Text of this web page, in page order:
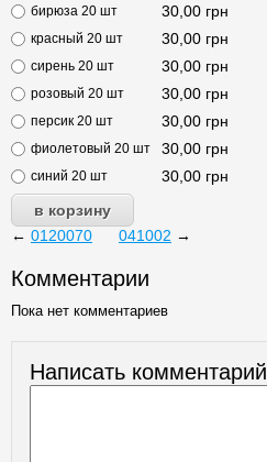
бирюза 20 шт 30,00 грн
красный 20 шт 30,00 грн
сирень 20 шт 30,00 грн
розовый 20 шт 30,00 грн
персик 20 шт 30,00 грн
фиолетовый 20 шт 30,00 грн
синий 20 шт 30,00 грн
← 0120070 041002 →
Комментарии
Пока нет комментариев
Написать комментарий